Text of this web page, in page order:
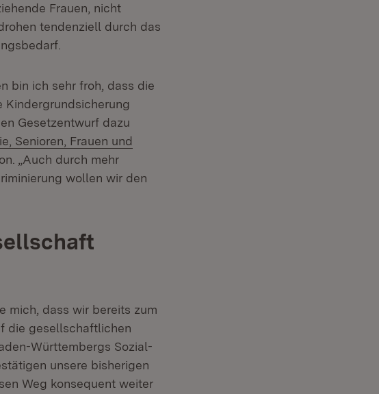
Frauen, nicht
tendenziell durch das
bin ich sehr froh, dass die
Kindergrundsicherung
Gesetzentwurf dazu
Senioren, Frauen und
„Auch durch mehr
wollen wir den
mich, dass wir bereits zum
die gesellschaftlichen
Württembergs Sozial-
unsere bisherigen
Weg konsequent weiter